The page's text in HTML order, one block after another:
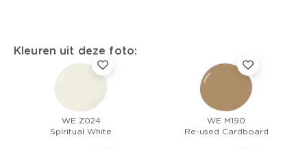
Kleuren uit deze foto:
WE Z024
Spiritual White
WE M190
Re-used Cardboard